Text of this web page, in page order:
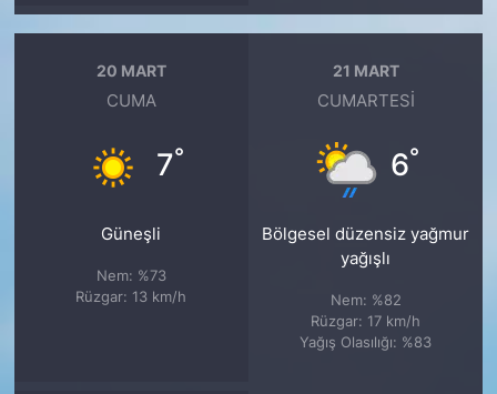
20 MART
CUMA
7°
Güneşli
Nem: %73
Rüzgar: 13 km/h
21 MART
CUMARTESI
6°
Bölgesel düzensiz yağmur
yağışlı
Nem: %82
Rüzgar: 17 km/h
Yağış Olasılığı: %83